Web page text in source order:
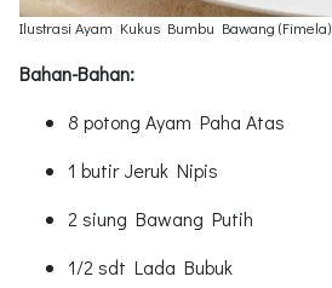
Ilustrasi Ayam Kukus Bumbu Bawang (Fimela)
Bahan-Bahan:
8 potong Ayam Paha Atas
1 butir Jeruk Nipis
2 siung Bawang Putih
1/2 sdt Lada Bubuk